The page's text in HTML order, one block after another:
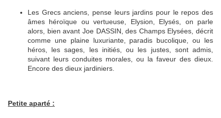
Les Grecs anciens, pense leurs jardins pour le repos des
âmes héroïque ou vertueuse, Elysion, Elysés, on parle
alors, bien avant Joe DASSIN, des Champs Elysées, décrit
comme une plaine luxuriante, paradis bucolique, ou les
héros, les sages, les initiés, ou les justes, sont admis,
suivant leurs conduites morales, ou la faveur des dieux.
Encore des dieux jardiniers.
Petite aparté :